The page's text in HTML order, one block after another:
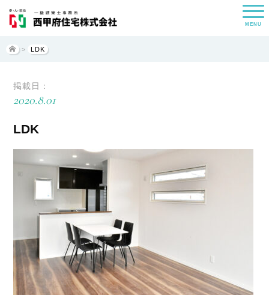
MENU
> LDK
掲載日：
2020.8.01
LDK